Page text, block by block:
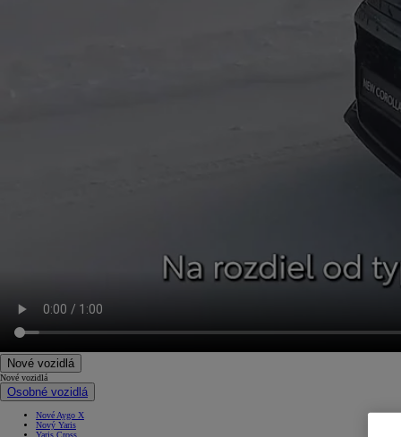
Nové vozidlá
Nové vozidlá
Osobné vozidlá
Nové Aygo X
Nový Yaris
Yaris Cross